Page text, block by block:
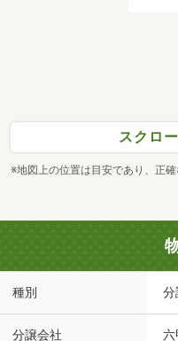
スクロ
※地図上の位置は目安であり、正
種別 分
分譲会社
六